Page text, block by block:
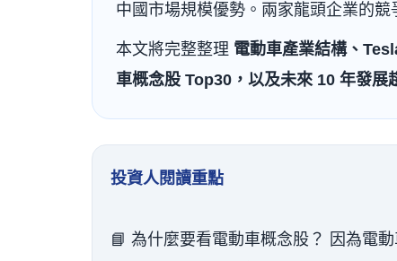
中國市場規模優勢。兩家龍頭企業的
本文將完整整理 電動車產業結構、
車概念股 Top30，以及未來 10 年發展
投資人閱讀重點
📘 為什麼要看電動車概念股？ 因為電